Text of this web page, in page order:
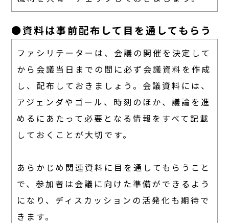
●資料は事前配布して目を通してもらう
ファシリテーターは、会議の開催を決定して
から会議当日までの間に必ず会議資料を作成
し、配布しておきましょう。会議資料には、
アジェンダやゴール、時刻のほか、議論を進
めるにあたって必要となる情報をすべて記載
しておくことが大切です。
あらかじめ関連資料に目を通してもらうこと
で、参加者は会議に向けた準備ができるよう
になり、ディスカッションの活発化も期待で
きます。